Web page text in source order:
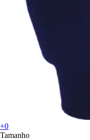
+0
Tamanho